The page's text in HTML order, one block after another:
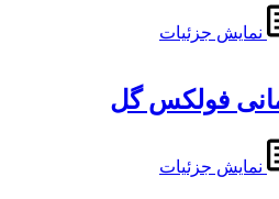
نمایش جزئیات
فولکس گل
نمایش جزئیات